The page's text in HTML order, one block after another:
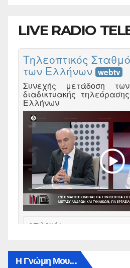
LIVE RADIO
Η Γνώμη Μου…